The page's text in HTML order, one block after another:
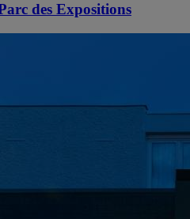
des Expositions